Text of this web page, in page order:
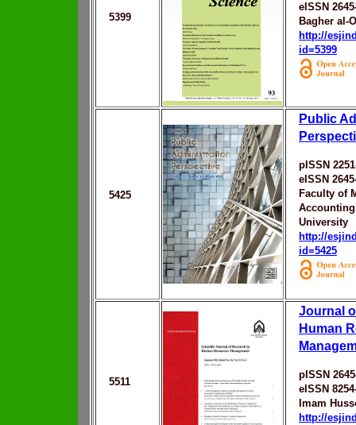
5399
eISSN
Bagher al-
http://
id=5399
5425
Public
pISSN
eISSN
Faculty of
University
http://
id=5425
5511
Journal
Human
pISSN
eISSN
Imam
http://